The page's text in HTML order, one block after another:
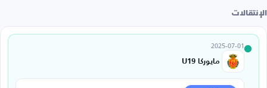
الإنتقالات
2025-07-01
مايوركا U19